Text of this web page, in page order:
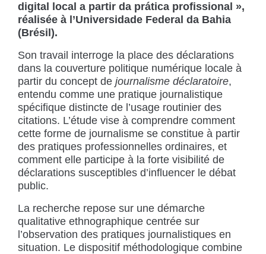
digital local a partir da prática profissional »,
réalisée à l’Universidade Federal da Bahia
(Brésil).
Son travail interroge la place des déclarations
dans la couverture politique numérique locale à
partir du concept de journalisme déclaratoire,
entendu comme une pratique journalistique
spécifique distincte de l’usage routinier des
citations. L’étude vise à comprendre comment
cette forme de journalisme se constitue à partir
des pratiques professionnelles ordinaires, et
comment elle participe à la forte visibilité de
déclarations susceptibles d’influencer le débat
public.
La recherche repose sur une démarche
qualitative ethnographique centrée sur
l’observation des pratiques journalistiques en
situation. Le dispositif méthodologique combine